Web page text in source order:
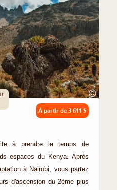
©
À partir de 3 611 $
à prendre le temps de
espaces du Kenya. Après
à Nairobi, vous partez
d'ascension du 2ème plus